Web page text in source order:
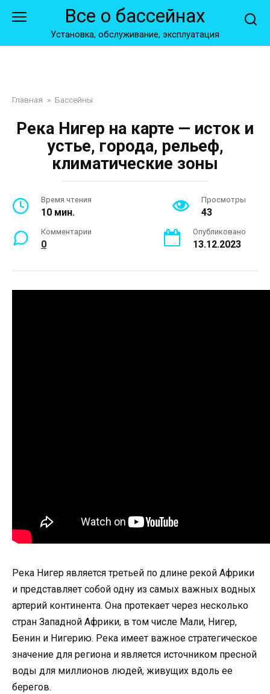
Все о бассейнах
Установка, обслуживание, эксплуатация
Главная » Бассейны
Река Нигер на карте — исток и
устье, города, рельеф,
климатические зоны
Время чтения
10 мин.
Просмотры
43
Комментарии
0
Опубликовано
13.12.2023
Река Нигер является третьей по длине рекой Африки
и представляет собой одну из самых важных водных
артерий континента. Она протекает через несколько
стран Западной Африки, в том числе Мали, Нигер,
Бенин и Нигерию. Река имеет важное стратегическое
значение для региона и является источником пресной
воды для миллионов людей, живущих вдоль ее
берегов.